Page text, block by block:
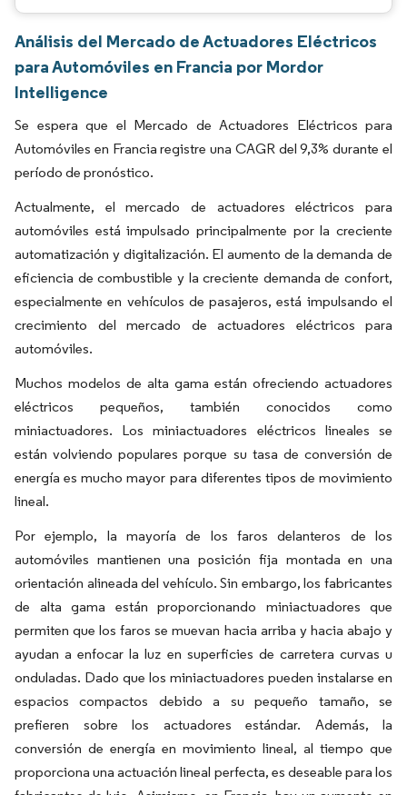
Análisis del Mercado de Actuadores Eléctricos
para Automóviles en Francia por Mordor
Intelligence
Se espera que el Mercado de Actuadores Eléctricos para
Automóviles en Francia registre una CAGR del 9,3% durante el
período de pronóstico.
Actualmente, el mercado de actuadores eléctricos para
automóviles está impulsado principalmente por la creciente
automatización y digitalización. El aumento de la demanda de
eficiencia de combustible y la creciente demanda de confort,
especialmente en vehículos de pasajeros, está impulsando el
crecimiento del mercado de actuadores eléctricos para
automóviles.
Muchos modelos de alta gama están ofreciendo actuadores
eléctricos pequeños, también conocidos como
miniactuadores. Los miniactuadores eléctricos lineales se
están volviendo populares porque su tasa de conversión de
energía es mucho mayor para diferentes tipos de movimiento
lineal.
Por ejemplo, la mayoría de los faros delanteros de los
automóviles mantienen una posición fija montada en una
orientación alineada del vehículo. Sin embargo, los fabricantes
de alta gama están proporcionando miniactuadores que
permiten que los faros se muevan hacia arriba y hacia abajo y
ayudan a enfocar la luz en superficies de carretera curvas u
onduladas. Dado que los miniactuadores pueden instalarse en
espacios compactos debido a su pequeño tamaño, se
prefieren sobre los actuadores estándar. Además, la
conversión de energía en movimiento lineal, al tiempo que
proporciona una actuación lineal perfecta, es deseable para los